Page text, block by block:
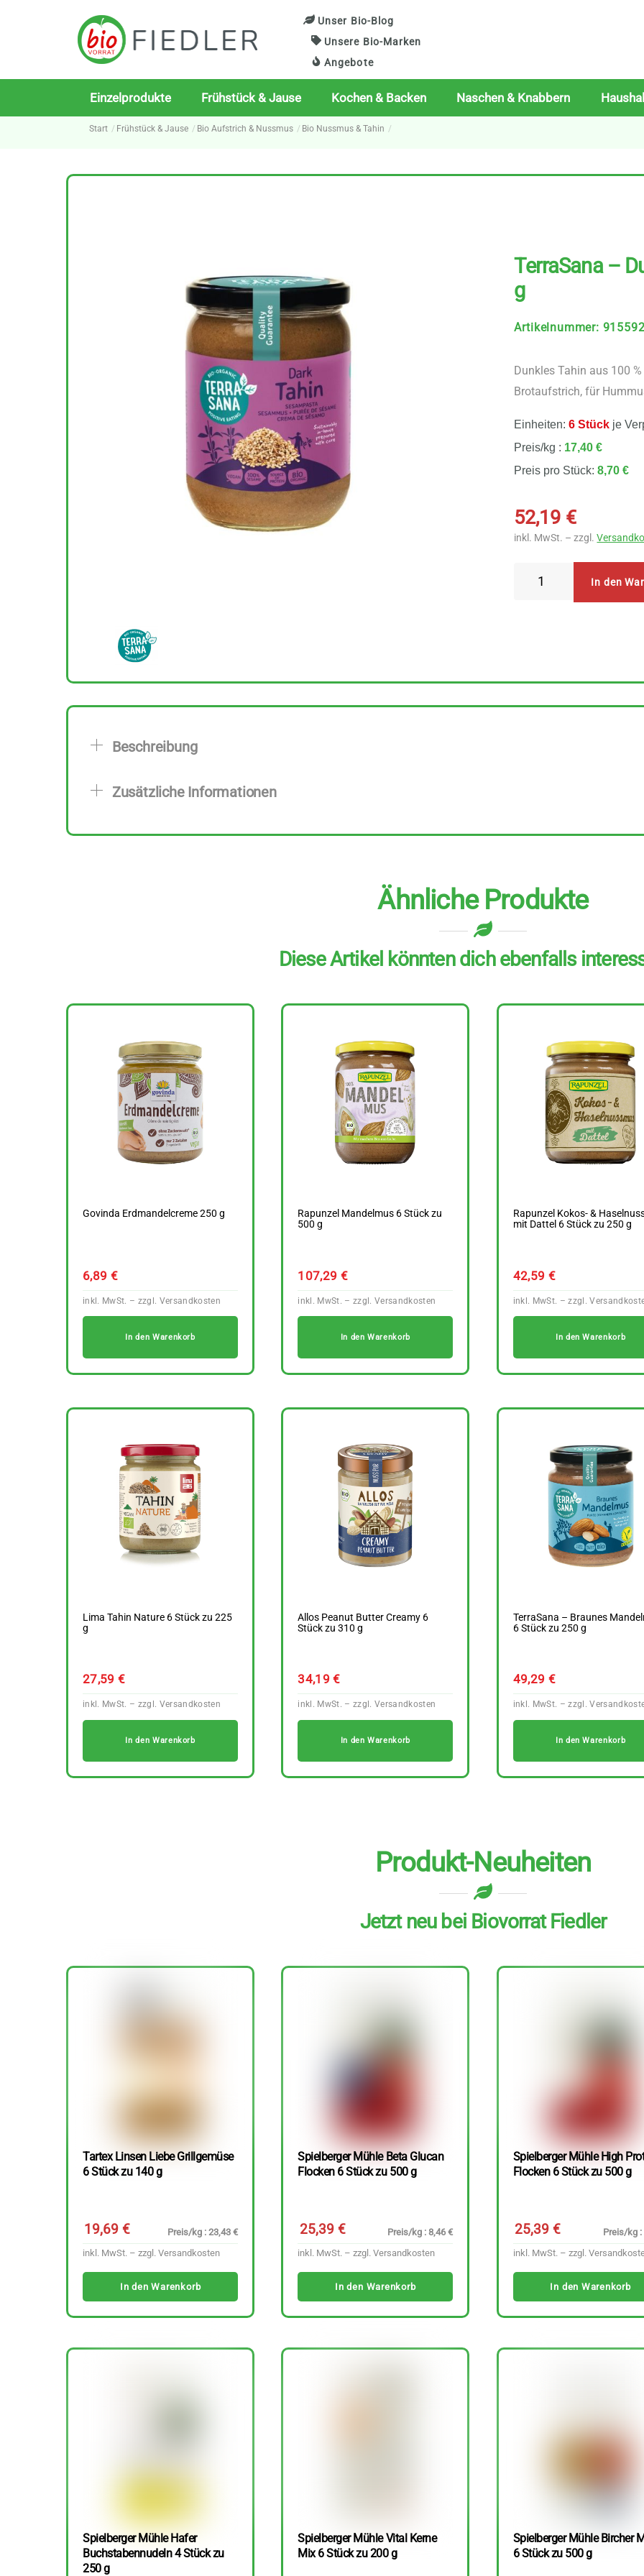
Unser Bio-Blog
Unsere Bio-Marken
Angebote
Einzelprodukte Frühstück & Jause Kochen & Backen Naschen & Knabbern
Start Frühstück & Jause Bio Aufstrich & Nussmus Bio Nussmus & Tahin
TerraSana –
g
Artikelnummer:
Dunkles Tahin aus 100
Brotaufstrich, für
Einheiten:6 Stück je
Preis/kg : 17,40 €
Preis pro Stück:8,70 €
52,19 €
inkl. MwSt. – zzgl.
In den
Beschreibung
Zusätzliche Informationen
Ähnliche Produkte
Diese Artikel könnten dich ebenfalls
Govinda Erdmandelcreme 250 g
6,89 €
In den Warenkorb
Rapunzel Mandelmus 6 Stück zu
500 g
107,29 €
In den Warenkorb
Rapunzel Kokos- &
mit Dattel 6 Stück zu 250 g
42,59 €
In den Warenkorb
Lima Tahin Nature 6 Stück zu 225
g
27,59€
In den Warenkorb
Allos Peanut Butter Creamy 6
Stück zu 310 g
34,19€
In den Warenkorb
TerraSana – Braunes
6 Stück zu 250 g
49,29 €
In den Warenkorb
Produkt-Neuheiten
Jetzt neu bei Biovorrat Fiedler
Tartex Linsen Liebe Grillgemüse
6 Stück zu 140 g
19,69€
Preis/kg : 23,43 €
inkl. MwSt. – zzgl. Versandkosten
In den Warenkorb
Spielberger Mühle Beta Glucan
Flocken 6 Stück zu 500 g
25,39 €
Preis/kg : 8,46 €
inkl. MwSt. – zzgl.Versandkosten
In den Warenkorb
Spielberger Mühle High
Flocken 6 Stück zu 500 g
25,39 €
Preis/kg :
inkl. MwSt. – zzgl.
In den Warenkorb
Spielberger Mühle Hafer
Buchstabennudeln 4 Stück zu
250 g
Spielberger Mühle Vital Kerne
Mix 6 Stück zu 200 g
Spielberger Mühle Bircher
6 Stück zu 500 g